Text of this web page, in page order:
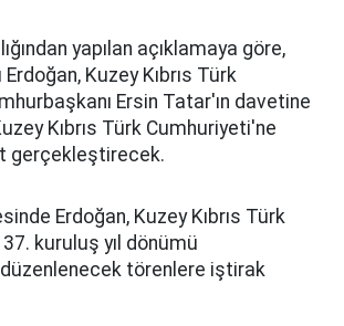
yapılan açıklamaya göre,
Kuzey Kıbrıs Türk
Ersin Tatar'ın davetine
Kıbrıs Türk Cumhuriyeti'ne
gerçekleştirecek.
Erdoğan, Kuzey Kıbrıs Türk
kuruluş yıl dönümü
törenlere iştirak